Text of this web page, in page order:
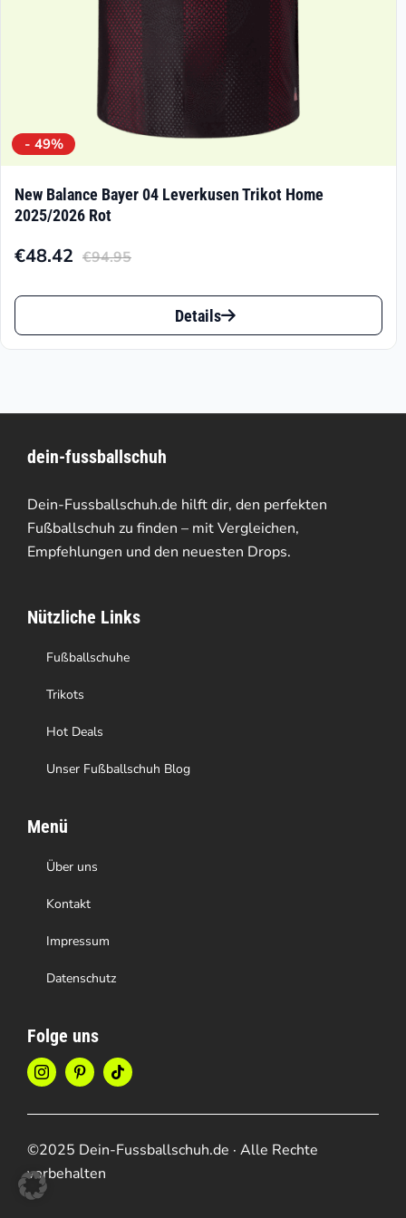
- 49%
New Balance Bayer 04 Leverkusen Trikot Home
2025/2026 Rot
€94.95
Ursprünglicher
Preis
€94.95
€48.42
Aktueller
Preis
€48.42.
Dieses
Produkt
auf.
Die
Optionen
können
der
Produktseite
gewählt
werden
Details
dein-fussballschuh
Dein-Fussballschuh.de hilft dir, den perfekten
Fußballschuh zu finden – mit Vergleichen,
Empfehlungen und den neuesten Drops.
Nützliche Links
Fußballschuhe
Trikots
Hot Deals
Unser Fußballschuh Blog
Menü
Über uns
Kontakt
Impressum
Datenschutz
Folge uns
©2025 Dein-Fussballschuh.de · Alle Rechte
vorbehalten